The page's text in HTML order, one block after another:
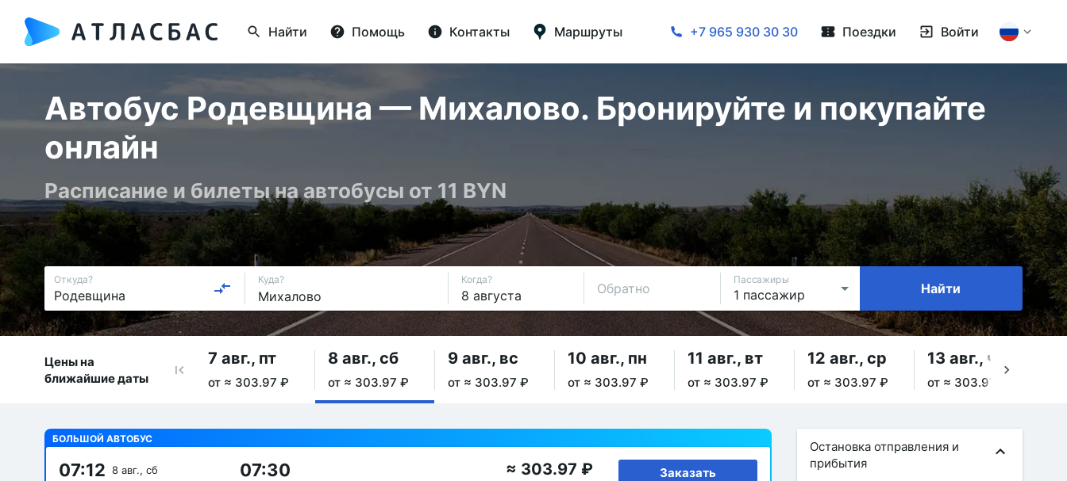
Найти Помощь Контакты Маршруты +7 965 930 30 30 Поездки Войти
Автобус Родевщина — Михалово. Бронируйте и покупайте
онлайн
Расписание и билеты на автобусы от 11 BYN
Откуда? Куда? Когда?
Обратно
Пассажиры
Найти
Цены на
ближайшие даты
7 авг., пт
от ≈ 303.97 ₽
8 авг., сб
от ≈ 303.97 ₽
9 авг., вс
от ≈ 303.97 ₽
10 авг., пн
от ≈ 303.97 ₽
11 авг., вт
от ≈ 303.97 ₽
12 авг., ср
от ≈ 303.97 ₽
13 авг., чт
от ≈ 303.97 ₽
БОЛЬШОЙ АВТОБУС
07:12 8 авг., сб 07:30 ≈ 303.97 ₽ Заказать
Остановка отправления и
прибытия